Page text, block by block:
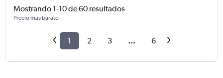
Mostrando 1-10 de 60 resultados
Precio más barato
1 2 3 ... 6